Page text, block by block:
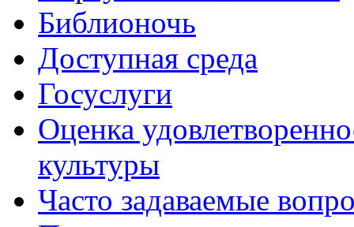
Библионочь
Доступная среда
Госуслуги
Оценка
культуры
Часто задаваемые